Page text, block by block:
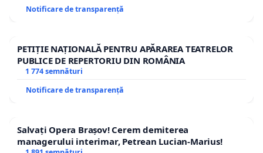
Notificare de transparență
PETIȚIE NAȚIONALĂ PENTRU APĂRAREA TEATRELOR
PUBLICE DE REPERTORIU DIN ROMÂNIA
1 774 semnături
Notificare de transparență
Salvați Opera Brașov! Cerem demiterea
managerului interimar, Petrean Lucian-Marius!